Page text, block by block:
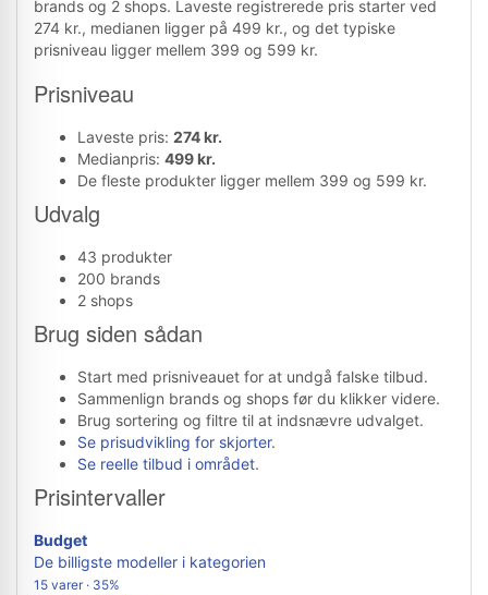
brands og 2 shops. Laveste registrerede pris starter ved
274 kr., medianen ligger på 499 kr., og det typiske
prisniveau ligger mellem 399 og 599 kr.
Prisniveau
Laveste pris: 274 kr.
Medianpris: 499 kr.
De fleste produkter ligger mellem 399 og 599 kr.
Udvalg
43 produkter
200 brands
2 shops
Brug siden sådan
Start med prisniveauet for at undgå falske tilbud.
Sammenlign brands og shops før du klikker videre.
Brug sortering og filtre til at indsnævre udvalget.
Se prisudvikling for skjorter.
Se reelle tilbud i området.
Prisintervaller
Budget
De billigste modeller i kategorien
15 varer · 35%